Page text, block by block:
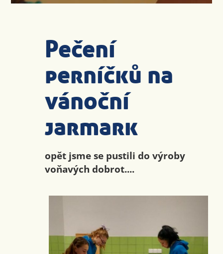
Pečení
perníčků na
vánoční
jarmark
opět jsme se pustili do výroby
voňavých dobrot....